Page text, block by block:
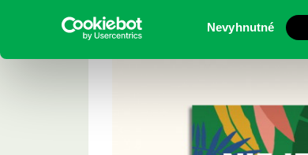
súhlasu
Nevyhnutné
Nie je opica,